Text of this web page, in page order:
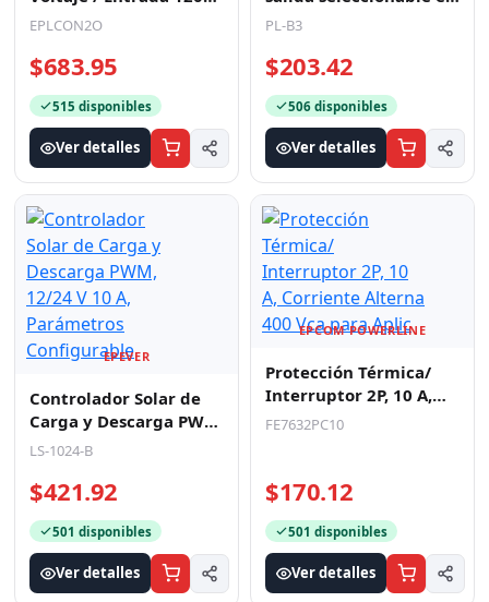
EPEVER
Controlador Solar de
Carga y Descarga PWM,
12/24 V 10 A,
Parámetros
Configurable
LS-1024-B
$421.92
501 disponibles
Ver detalles
EPCOM POWERLINE
Protección Térmica/
Interruptor 2P, 10 A,
Corriente Alterna 400
Vca para Aplic
FE7632PC10
$170.12
501 disponibles
Ver detalles
EPCOM POWERLINE
Adaptador de enchufe
europea a americano,
Calidad PREMIUM @ 6 A
; 110 - 250 Vca
CLAVIJAEURO
$22.00
501 disponibles
Industrial Entrada:
100-240 Vca / Salida: 15
Vcc/ 4 A/ 60 W/ Rie
HDR-6012
$259.93
501 disponibles